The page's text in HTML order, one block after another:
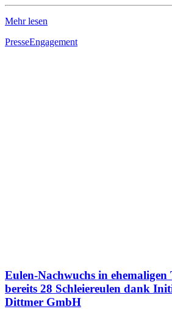
Mehr lesen
PresseEngagement
Eulen-Nachwuchs in
bereits 28 Schleiereulen dank
Dittmer GmbH